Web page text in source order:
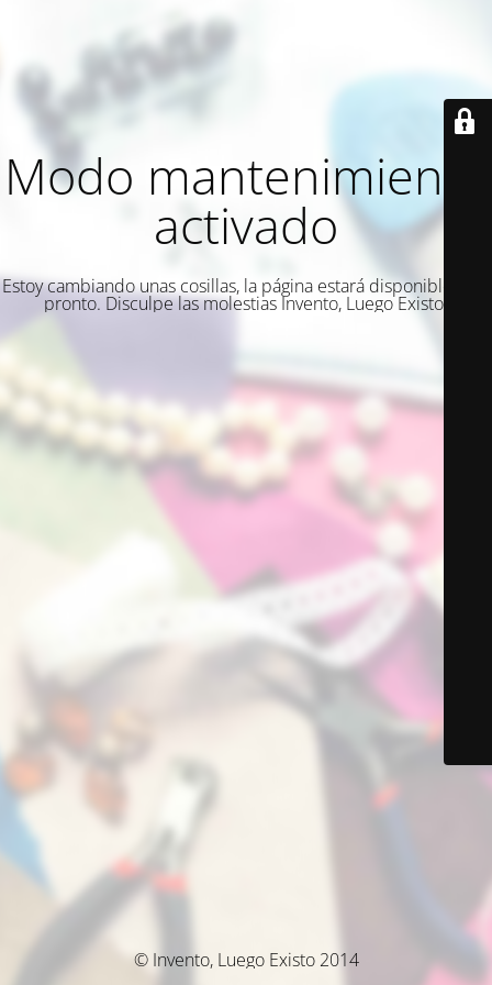
Modo mantenimiento
activado
Estoy cambiando unas cosillas, la página estará disponible muy
pronto. Disculpe las molestias Invento, Luego Existo.
© Invento, Luego Existo 2014